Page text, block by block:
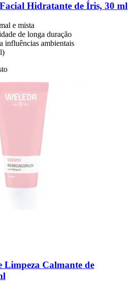
Hidratante de Íris, 30 ml
e mista
de longa duração
influências ambientais
Limpeza Calmante de